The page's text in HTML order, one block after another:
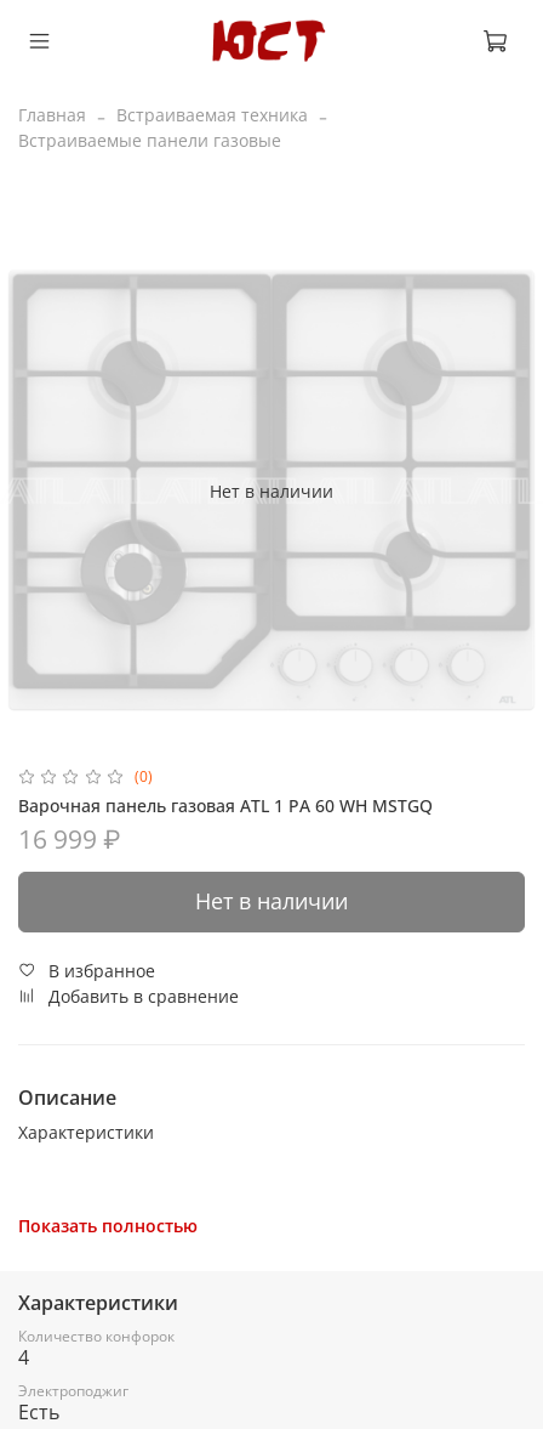
Главная
Встраиваемая техника
Встраиваемые панели газовые
Нет в наличии
(0)
Варочная панель газовая ATL 1 PA 60 WH MSTGQ
16 999 ₽
Нет в наличии
В избранное
Добавить в сравнение
Описание
Характеристики
ATL
Цвет
Белый
Показать полностью
Характеристики
Количество конфорок
4
Электроподжиг
Есть